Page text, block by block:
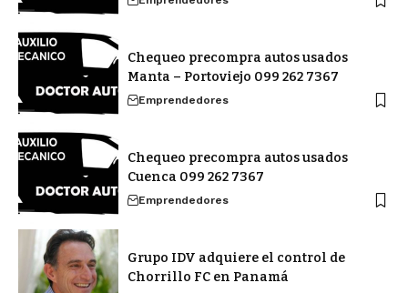
Chequeo precompra autos usados
Manta – Portoviejo 099 262 7367
Emprendedores
Chequeo precompra autos usados
Cuenca 099 262 7367
Emprendedores
Grupo IDV adquiere el control de
Chorrillo FC en Panamá